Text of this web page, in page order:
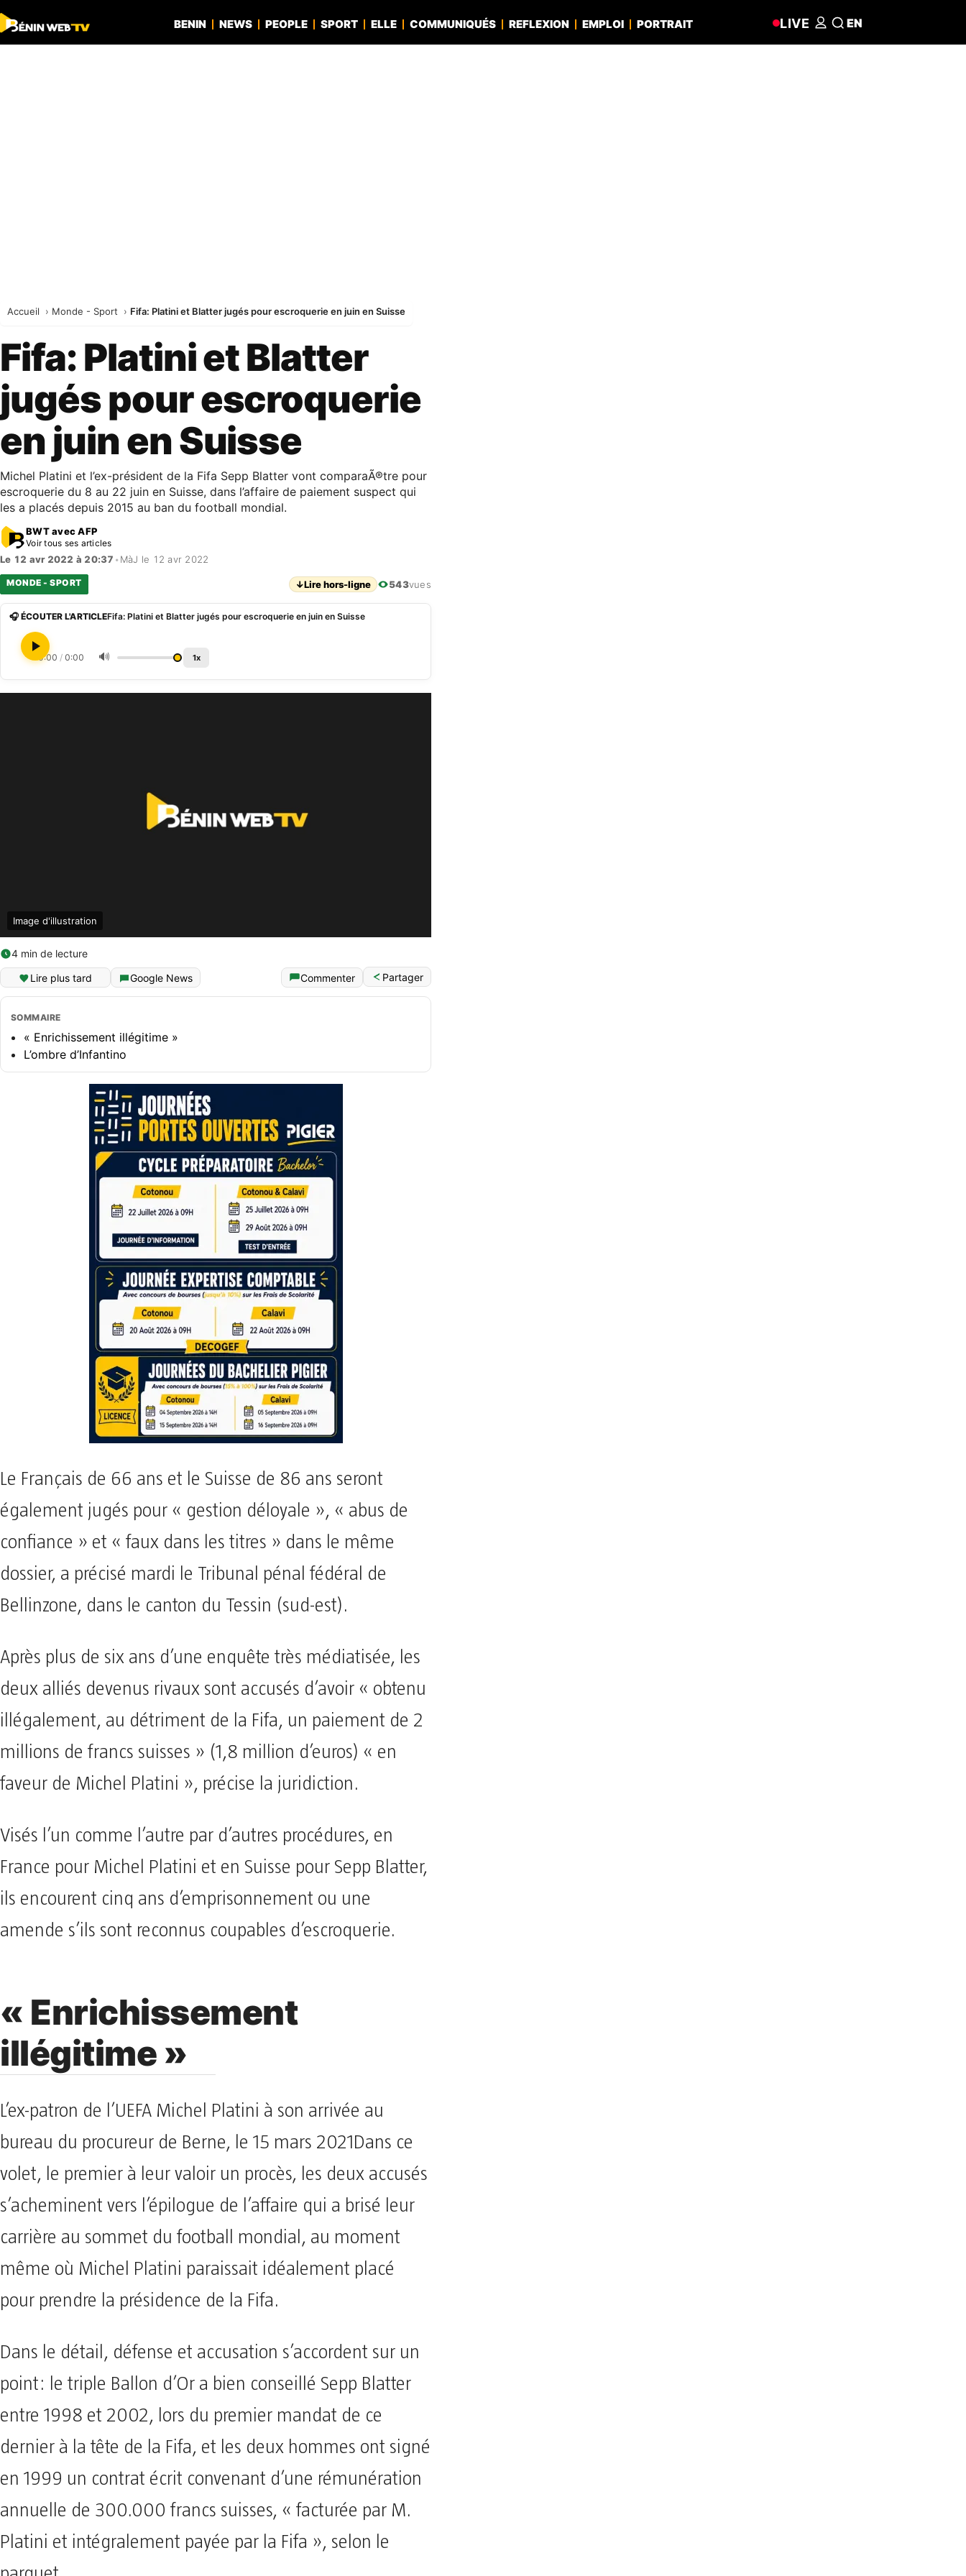
BENIN NEWS PEOPLE SPORT ELLE COMMUNIQUÉS REFLEXION EMPLOI PORTRAIT LIVE EN
Accueil Monde - Sport Fifa: Platini et Blatter jugés pour escroquerie en juin en Suisse
Fifa: Platini et Blatter
jugés pour escroquerie
en juin en Suisse
Michel Platini et l’ex-président de la Fifa Sepp Blatter vont comparaÃ®tre pour
escroquerie du 8 au 22 juin en Suisse, dans l’affaire de paiement suspect qui
les a placés depuis 2015 au ban du football mondial.
BWT avec AFP
Voir tous ses articles
Le 12 avr 2022 à 20:37 • MàJ le 12 avr 2022
MONDE - SPORT ↓Lire hors-ligne 543vues
🎧 ÉCOUTER L'ARTICLEFifa: Platini et Blatter jugés pour escroquerie en juin en Suisse
0:00 / 0:00 🔊 1x
Image d'illustration
4 min de lecture
Lire plus tard
Google News Commenter Partager
SOMMAIRE
« Enrichissement illégitime »
L’ombre d’Infantino
Le Français de 66 ans et le Suisse de 86 ans seront
également jugés pour « gestion déloyale », « abus de
confiance » et « faux dans les titres » dans le même
dossier, a précisé mardi le Tribunal pénal fédéral de
Bellinzone, dans le canton du Tessin (sud-est).
Après plus de six ans d’une enquête très médiatisée, les
deux alliés devenus rivaux sont accusés d’avoir « obtenu
illégalement, au détriment de la Fifa, un paiement de 2
millions de francs suisses » (1,8 million d’euros) « en
faveur de Michel Platini », précise la juridiction.
Visés l’un comme l’autre par d’autres procédures, en
France pour Michel Platini et en Suisse pour Sepp Blatter,
ils encourent cinq ans d’emprisonnement ou une
amende s’ils sont reconnus coupables d’escroquerie.
« Enrichissement
illégitime »
L’ex-patron de l’UEFA Michel Platini à son arrivée au
bureau du procureur de Berne, le 15 mars 2021Dans ce
volet, le premier à leur valoir un procès, les deux accusés
s’acheminent vers l’épilogue de l’affaire qui a brisé leur
carrière au sommet du football mondial, au moment
même où Michel Platini paraissait idéalement placé
pour prendre la présidence de la Fifa.
Dans le détail, défense et accusation s’accordent sur un
point: le triple Ballon d’Or a bien conseillé Sepp Blatter
entre 1998 et 2002, lors du premier mandat de ce
dernier à la tête de la Fifa, et les deux hommes ont signé
en 1999 un contrat écrit convenant d’une rémunération
annuelle de 300.000 francs suisses, « facturée par M.
Platini et intégralement payée par la Fifa », selon le